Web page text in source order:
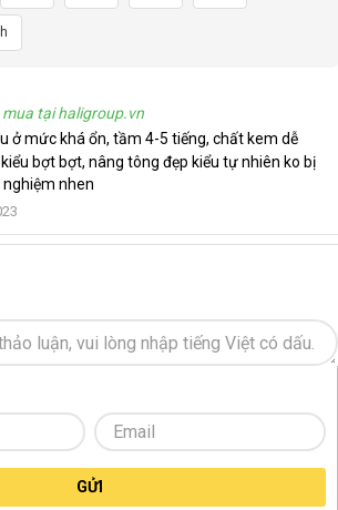
tại haligroup.vn
ở mức khá ổn, tầm 4-5 tiếng, chất kem dễ
bợt bợt, nâng tông đẹp kiểu tự nhiên ko bị
nhen
GỬI